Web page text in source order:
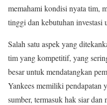
memahami kondisi nyata tim,
tinggi dan kebutuhan
Salah satu aspek yang
tim yang kompetitif, yang
besar untuk mendatangkan
Yankees memiliki pendapatan
sumber, termasuk hak siar dan